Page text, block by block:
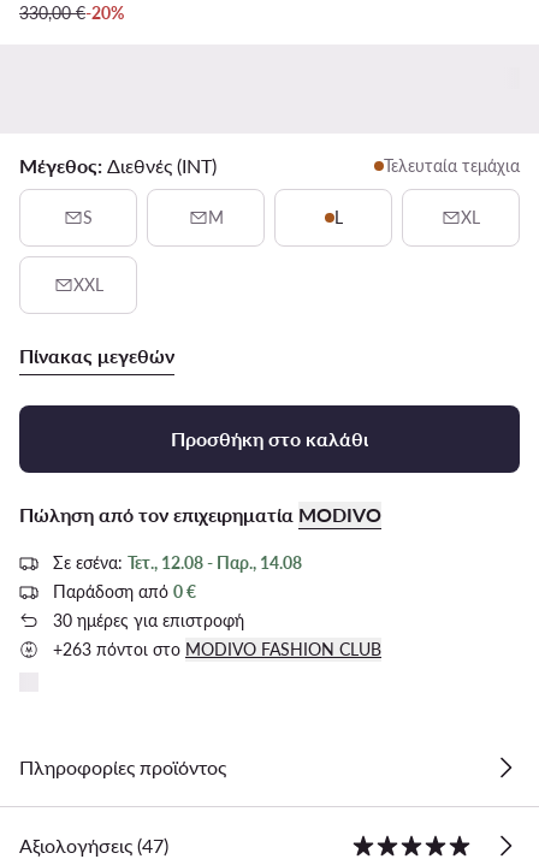
330,00 €-20%
Μέγεθος: Διεθνές (INT) Τελευταία τεμάχια
S M L XL
XXL
Πίνακας μεγεθών
Προσθήκη στο καλάθι
Πώληση από τον επιχειρηματία MODIVO
Σε εσένα: Τετ., 12.08 - Παρ., 14.08
Παράδοση από 0 €
30 ημέρες για επιστροφή
+263 πόντοι στο MODIVO FASHION CLUB
Πληροφορίες προϊόντος
Αξιολογήσεις (47)